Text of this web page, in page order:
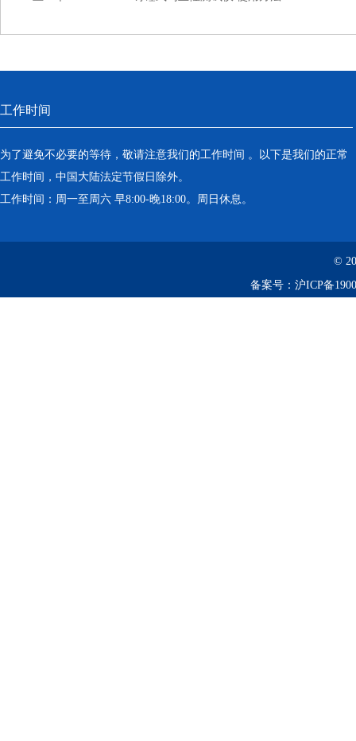
工作时间
为了避免不必要的等待，敬请注意我们的工作时间 。以下是我们的正常
工作时间，中国大陆法定节假日除外。
工作时间：周一至周六 早8:00-晚18:00。周日休息。
©
备案号： 沪ICP备